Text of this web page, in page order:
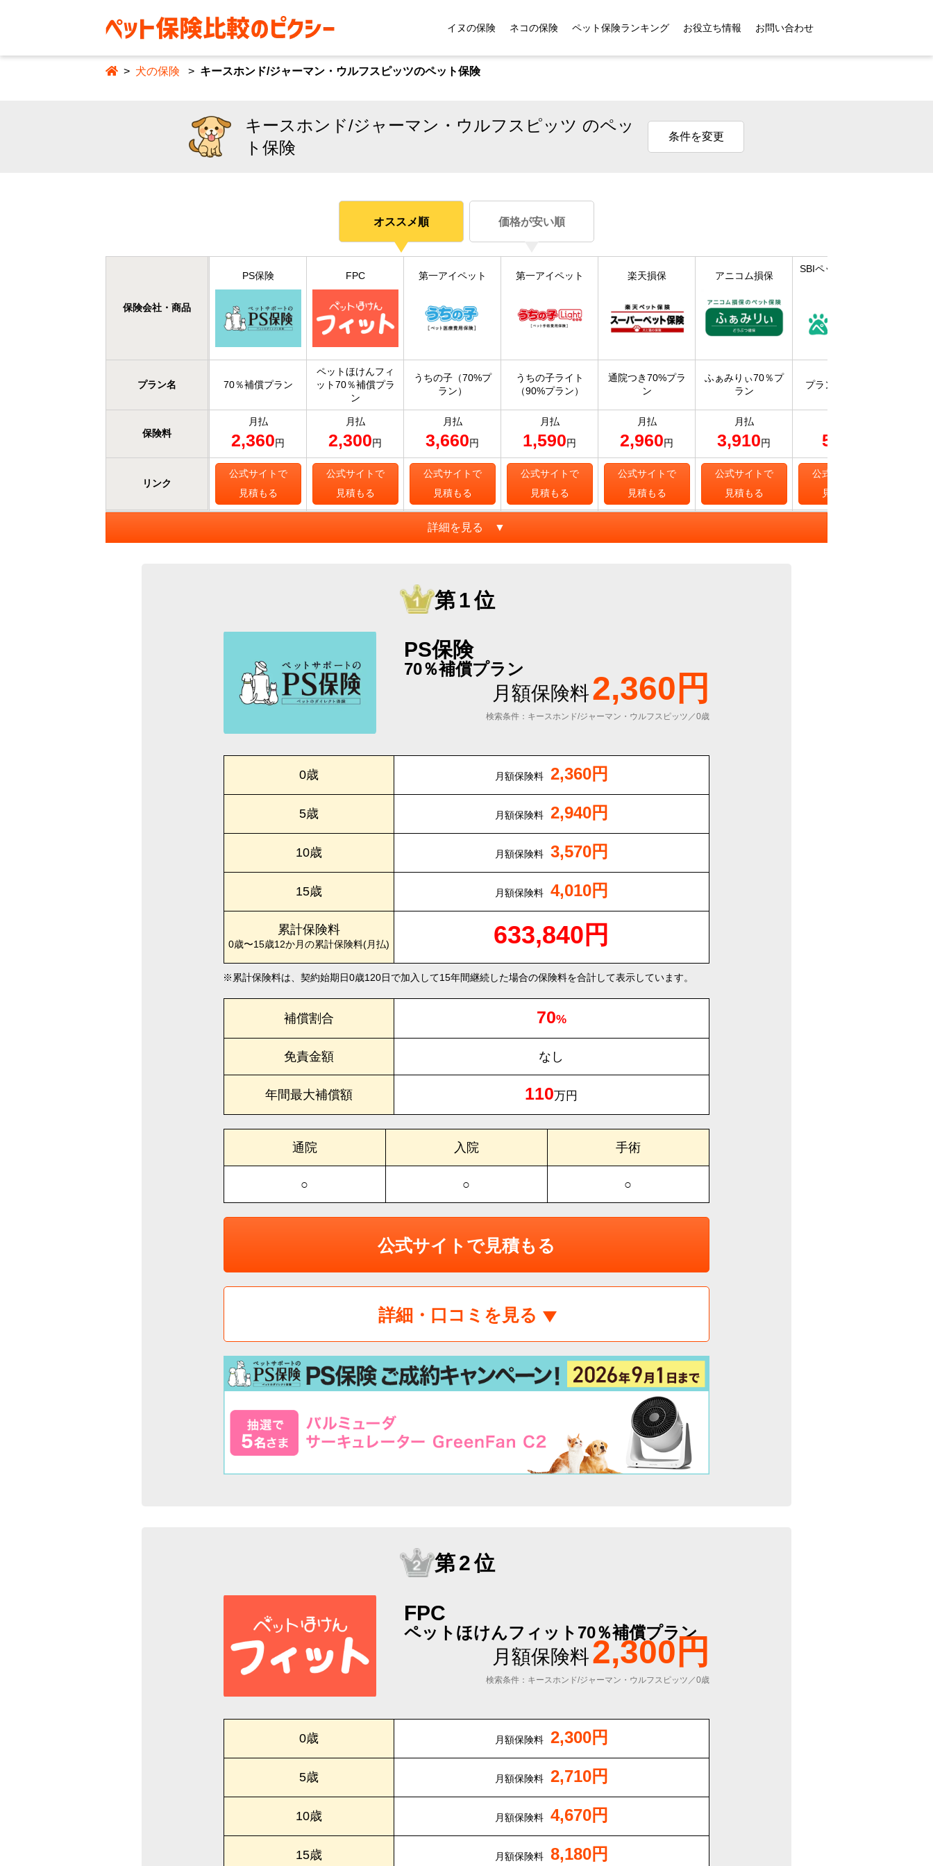
イヌの保険 ネコの保険 ペット保険ランキング お役立ち情報 お問い合わせ
犬の保険 キースホンド/ジャーマン・ウルフスピッツのペット保険
キースホンド/ジャーマン・ウルフスピッツ のペッ
ト保険
条件を変更
オススメ順 価格が安い順
保険会社・商品
PS保険 FPC 第一アイペット 第一アイペット 楽天損保 アニコム損保
SBIペット少額短期
プラン名 70％補償プラン
ペットほけんフィ
ット70％補償プラ
ン
うちの子（70%プ
ラン）
うちの子ライト
（90%プラン）
通院つき70%プラ
ン
ふぁみりぃ70％プ
ラン
プラン70 ライト
保険料
月払
2,360円
月払
2,300円
月払
3,660円
月払
1,590円
月払
2,960円
月払
3,910円 567
リンク
公式サイトで
見積もる
公式サイトで
見積もる
公式サイトで
見積もる
公式サイトで
見積もる
公式サイトで
見積もる
公式サイトで
見積もる
公式サイトで
見積もる
詳細を見る ▼
第1位
PS保険
70％補償プラン
月額保険料2,360円
検索条件：キースホンド/ジャーマン・ウルフスピッツ／0歳
0歳 月額保険料 2,360円
5歳 月額保険料 2,940円
10歳 月額保険料 3,570円
15歳 月額保険料 4,010円
累計保険料
0歳〜15歳12か月 の累計保険料(月払) 633,840円
累計保険料は、契約始期日0歳120日で加入して15年間継続した場合の保険料を合計して表示しています。
補償割合 70%
免責金額 なし
年間最大補償額 110万円
通院 入院 手術
○ ○ ○
公式サイトで見積もる
詳細・口コミを見る
第2位
FPC
ペットほけんフィット70％補償プラン
月額保険料2,300円
検索条件：キースホンド/ジャーマン・ウルフスピッツ／0歳
0歳 月額保険料 2,300円
5歳 月額保険料 2,710円
10歳 月額保険料 4,670円
15歳 月額保険料 8,180円